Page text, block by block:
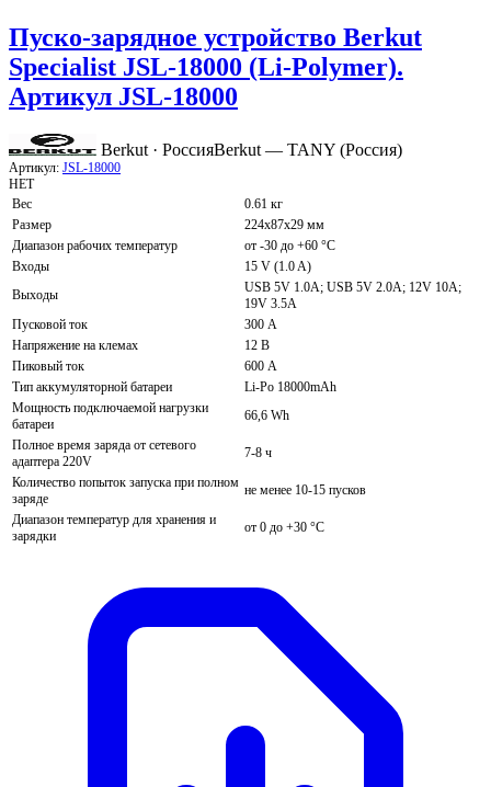
Пуско-зарядное устройство Berkut
Specialist JSL-18000 (Li-Polymer).
Артикул JSL-18000
Berkut · РоссияBerkut — TANY (Россия)
Артикул: JSL-18000
НЕТ
Вес
0.61 кг
Размер
224х87х29 мм
Диапазон рабочих температур
от -30 до +60 °C
Входы
15 V (1.0 A)
Выходы
USB 5V 1.0A; USB 5V 2.0A; 12V 10A;
19V 3.5A
Пусковой ток
300 А
Напряжение на клемах
12 В
Пиковый ток
600 А
Тип аккумуляторной батареи
Li-Po 18000mАh
Мощность подключаемой нагрузки
батареи
66,6 Wh
Полное время заряда от сетевого
адаптера 220V
7-8 ч
Количество попыток запуска при полном
заряде
не менее 10-15 пусков
Диапазон температур для хранения и
зарядки
от 0 до +30 °C